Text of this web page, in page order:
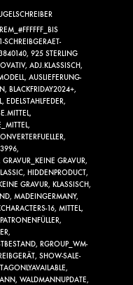
SCHREIBGERAET-
, 925 STERLING
, ADJ.KLASSISCH,
, AUSLIEFERUNG-
, BLACKFRIDAY2024+,
, EDELSTAHLFEDER,
,
,
,
,
GRAVUR_KEINE GRAVUR,
, HIDDENPRODUCT,
GRAVUR, KLASSISCH,
, MADEINGERMANY,
16, MITTEL,
PATRONENFÜLLER,
,
, RGROUP_WM-
, SHOW-SALE-
,
, WALDMANNUPDATE,